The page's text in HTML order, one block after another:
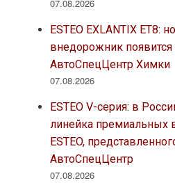
07.08.2026
ESTEO EXLANTIX ET8:
внедорожник появится
АвтоСпецЦентр Химки
07.08.2026
ESTEO V-серия: в
линейка премиальных
ESTEO,
АвтоСпецЦентр
07.08.2026